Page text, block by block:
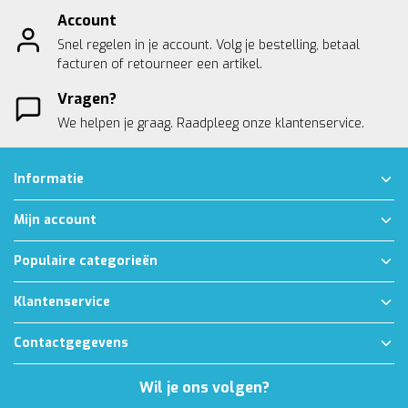
Account
Snel regelen in je account. Volg je bestelling, betaal
facturen of retourneer een artikel.
Vragen?
We helpen je graag. Raadpleeg onze klantenservice.
Informatie
Mijn account
Populaire categorieën
Klantenservice
Contactgegevens
Wil je ons volgen?